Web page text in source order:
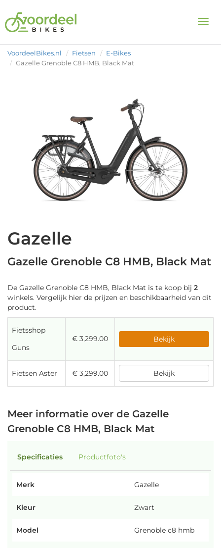
VoordeelBikes.nl Fietsen
E-Bikes
Gazelle Grenoble C8 HMB, Black Mat
Gazelle
Gazelle Grenoble C8 HMB, Black Mat
De Gazelle Grenoble C8 HMB, Black Mat is te koop bij 2
winkels. Vergelijk hier de prijzen en beschikbaarheid van dit
product.
Fietsshop
Guns
€ 3,299.00 Bekijk
Fietsen Aster € 3,299.00 Bekijk
Meer informatie over de Gazelle
Grenoble C8 HMB, Black Mat
Specificaties Productfoto's
Merk Gazelle
Kleur Zwart
Model Grenoble c8 hmb